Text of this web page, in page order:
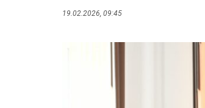
19.02.2026, 09:45